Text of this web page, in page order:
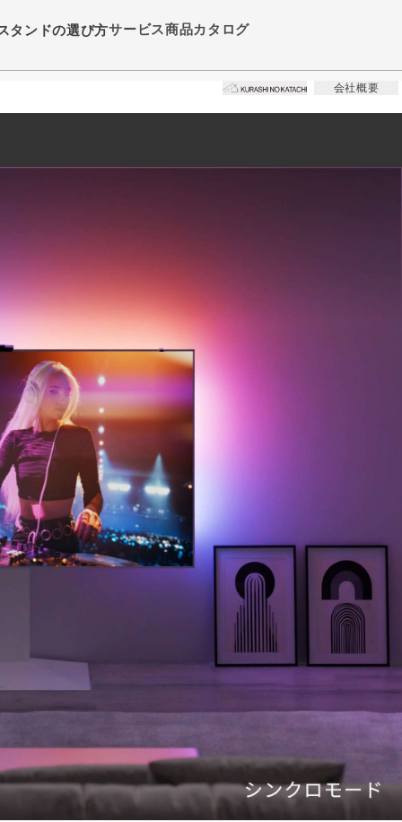
タンドの選び方サービス商品カタログ
会社概要